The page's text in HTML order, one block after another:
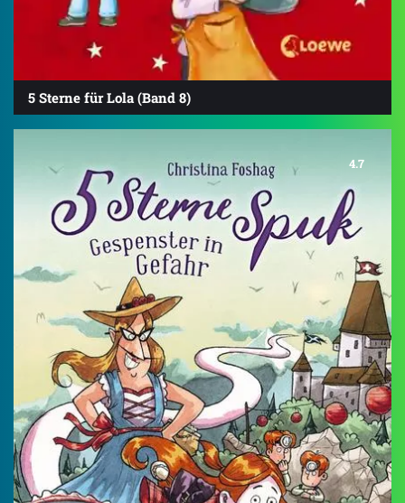
5 Sterne für Lola (Band 8)
4.7